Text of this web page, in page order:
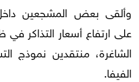
وألقى بعض المشجعين
على ارتفاع أسعار التذاكر
الشاغرة، منتقدين نموذج
الفيفا.